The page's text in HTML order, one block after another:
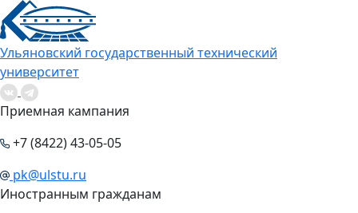
Ульяновский государственный технический
университет
Приемная кампания
+7 (8422) 43-05-05
pk@ulstu.ru
Иностранным гражданам